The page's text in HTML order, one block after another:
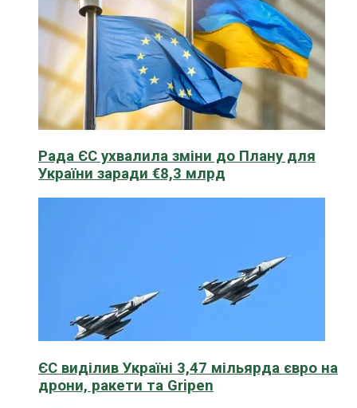
Рада ЄС ухвалила зміни до Плану для
України заради €8,3 млрд
ЄС виділив Україні 3,47 мільярда євро на
дрони, ракети та Gripen